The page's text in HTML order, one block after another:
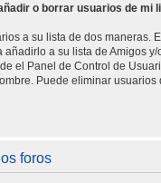
o borrar usuarios de mi
a su lista de dos maneras.
añadirlo a su lista de Amigos y/
el Panel de Control de
Puede eliminar usuarios
foros